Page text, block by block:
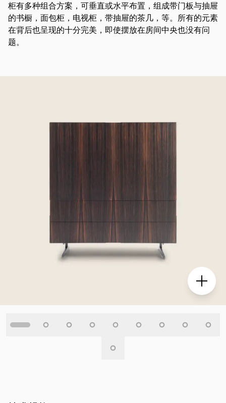
柜有多种组合方案，可垂直或水平布置，组成带门板与抽屉
的书橱，面包柜，电视柜，带抽屉的茶几，等。所有的元素
在背后也呈现的十分完美，即使摆放在房间中央也没有问
题。